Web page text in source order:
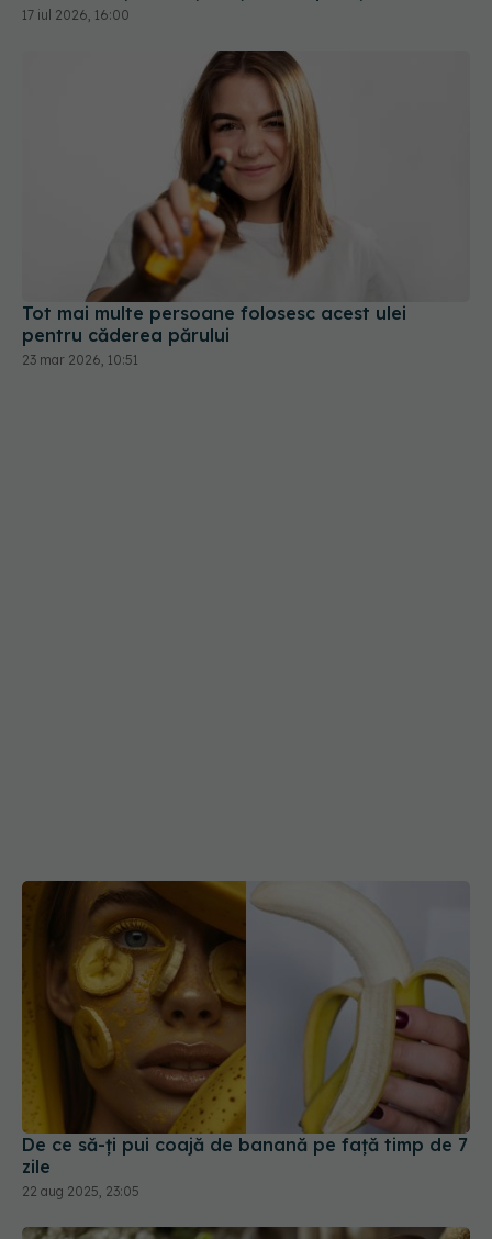
Tot mai multe persoane folosesc acest ulei
pentru căderea părului
23 mar 2026, 10:51
De ce să-ți pui coajă de banană pe față timp de 7